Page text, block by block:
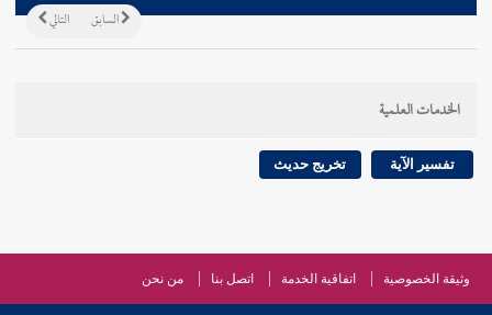
التالي السابق
الخدمات العلمية
تفسير الآية تخريج حديث
وثيقة الخصوصية اتفاقية الخدمة اتصل بنا من نحن